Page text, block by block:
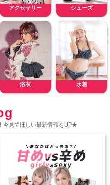
アクセサリー シューズ
浴衣 水着
今見てほしい最新情報をUP★